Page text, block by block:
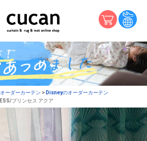
オーダーカーテン
Disneyのオーダーカーテン
プリンセス アクア